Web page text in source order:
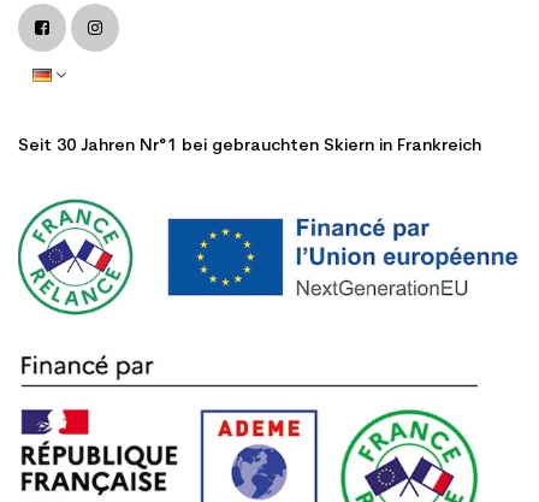
Seit 30 Jahren Nr°1 bei gebrauchten Skiern in Frankreich